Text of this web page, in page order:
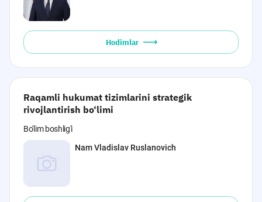
Hodimlar
Raqamli hukumat tizimlarini strategik
rivojlantirish bo‘limi
Bo'lim boshlig'i
Nam Vladislav Ruslanovich